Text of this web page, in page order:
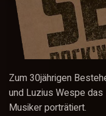
Zum 30jährigen
und Luzius Wespe
Musiker porträtiert.